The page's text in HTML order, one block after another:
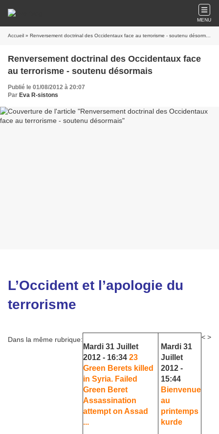
MENU
Accueil » Renversement doctrinal des Occidentaux face au terrorisme - soutenu désormais
Renversement doctrinal des Occidentaux face
au terrorisme - soutenu désormais
Publié le 01/08/2012 à 20:07
Par Eva R-sistons
L’Occident et l’apologie du
terrorisme
Dans la même rubrique: < >
Mardi 31 Juillet
2012 - 16:34 23
Green Berets killed
in Syria. Failed
Green Beret
Assassination
attempt on Assad
...
Mardi 31
Juillet
2012 -
15:44
Bienvenue
au
printemps
kurde